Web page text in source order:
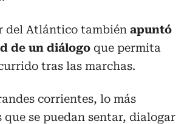
del Atlántico también apuntó
de un diálogo que permita
tras las marchas.
corrientes, lo más
se puedan sentar, dialogar